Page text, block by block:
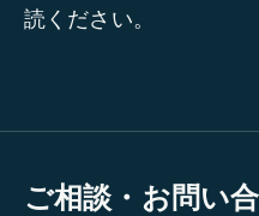
読ください。
ご相談・お問い